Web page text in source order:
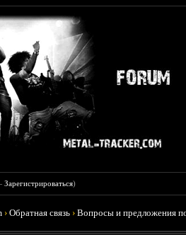
Зарегистрироваться)
›Обратная связь ›Вопросы и предложения